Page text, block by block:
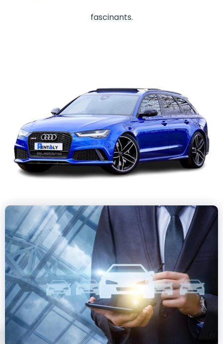
fascinants.